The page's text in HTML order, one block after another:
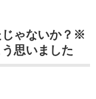
じゃないか？※
思いました